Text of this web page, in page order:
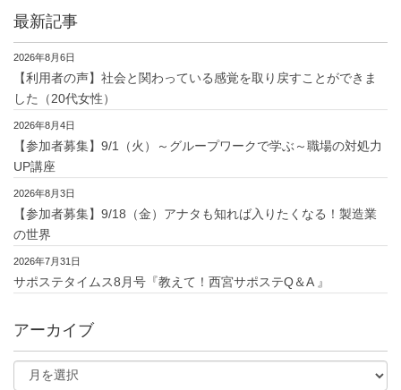
最新記事
2026年8月6日
【利用者の声】社会と関わっている感覚を取り戻すことができま
した（20代女性）
2026年8月4日
【参加者募集】9/1（火）～グループワークで学ぶ～職場の対処力
UP講座
2026年8月3日
【参加者募集】9/18（金）アナタも知れば入りたくなる！製造業
の世界
2026年7月31日
サポステタイムス8月号『教えて！西宮サポステQ＆A 』
アーカイブ